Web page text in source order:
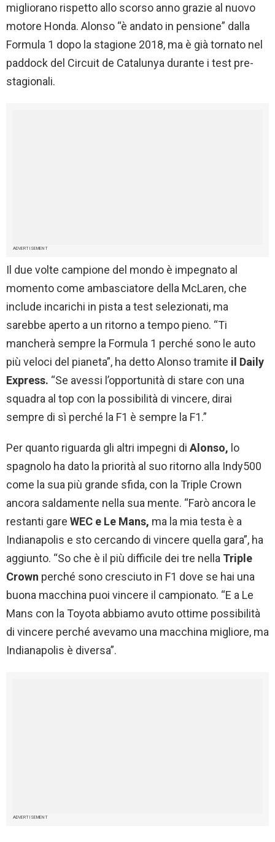
migliorano rispetto allo scorso anno grazie al nuovo
motore Honda. Alonso “è andato in pensione” dalla
Formula 1 dopo la stagione 2018, ma è già tornato nel
paddock del Circuit de Catalunya durante i test pre-
stagionali.
ADVERTISEMENT
Il due volte campione del mondo è impegnato al
momento come ambasciatore della McLaren, che
include incarichi in pista a test selezionati, ma
sarebbe aperto a un ritorno a tempo pieno. “Ti
mancherà sempre la Formula 1 perché sono le auto
più veloci del pianeta”, ha detto Alonso tramite il Daily
Express. “Se avessi l’opportunità di stare con una
squadra al top con la possibilità di vincere, dirai
sempre di sì perché la F1 è sempre la F1.”
Per quanto riguarda gli altri impegni di Alonso, lo
spagnolo ha dato la priorità al suo ritorno alla Indy500
come la sua più grande sfida, con la Triple Crown
ancora saldamente nella sua mente. “Farò ancora le
restanti gare WEC e Le Mans, ma la mia testa è a
Indianapolis e sto cercando di vincere quella gara”, ha
aggiunto. “So che è il più difficile dei tre nella Triple
Crown perché sono cresciuto in F1 dove se hai una
buona macchina puoi vincere il campionato. “E a Le
Mans con la Toyota abbiamo avuto ottime possibilità
di vincere perché avevamo una macchina migliore, ma
Indianapolis è diversa”.
ADVERTISEMENT